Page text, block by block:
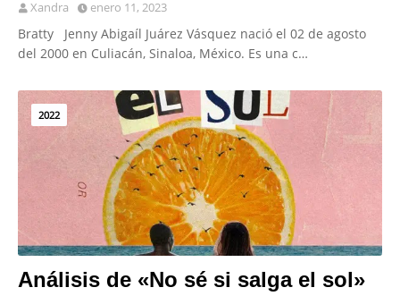
Xandra enero 11, 2023
Bratty Jenny Abigaíl Juárez Vásquez nació el 02 de agosto
del 2000 en Culiacán, Sinaloa, México. Es una c…
2022
Análisis de «No sé si salga el sol»